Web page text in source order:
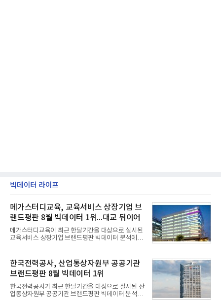
빅데이터 라이프
메가스터디교육, 교육서비스 상장기업 브
랜드평판 8월 빅데이터 1위...대교 뒤이어
메가스터디교육이 최근 한달기간을 대상으로 실시된
교육서비스 상장기업 브랜드평판 빅데이터 분석에서
일 한국기업평판연구소(소장 구창환)는 국내 교육서
비스 상장기업 브랜드를 대상으로 지난 7월 7일부터
8월 7일까지 수집된 소비자 빅데이터 10,074,233건
을 분석한 결과, 메가스터디교육이 브랜드평판지수
1,710,926을 기록하며 8월 1위에 올랐다고 밝혔다.
분석에 활용된 빅데이터는 지난 7월(9,491,206건) 대
비 6.14% 증가한 수치로, 교육서비스 상장기업 브랜
한국전력공사, 산업통상자원부 공공기관
브랜드평판 8월 빅데이터 1위
한국전력공사가 최근 한달기간을 대상으로 실시된 산
업통상자원부 공공기관 브랜드평판 빅데이터 분석에